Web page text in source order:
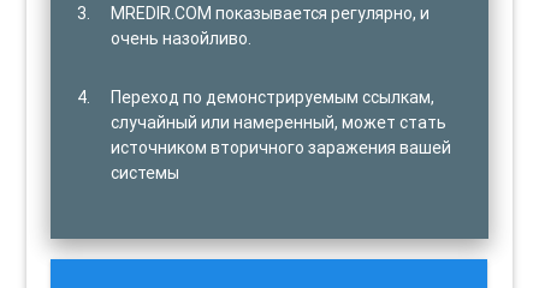
MREDIR.COM показывается регулярно, и
очень назойливо.
Переход по демонстрируемым ссылкам,
случайный или намеренный, может стать
источником вторичного заражения вашей
системы